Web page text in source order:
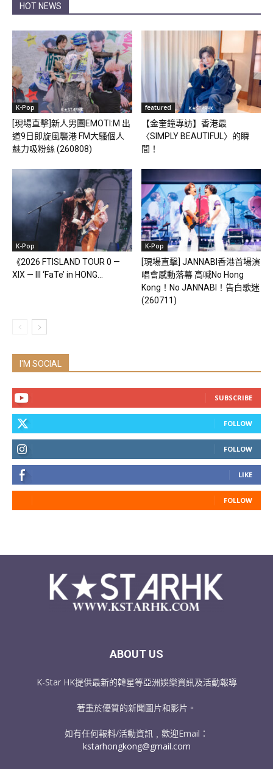
HOT NEWS
K-Pop
[現場直擊]新人男團EMOTI:M 出
道9日即旋風襲港 FM大騷個人
魅力吸粉絲 (260808)
featured
【金奎鐘專訪】香港最
〈SIMPLY BEAUTIFUL〉的瞬
間！
K-Pop
《2026 FTISLAND TOUR 0 —
XIX — III ‘FaTe’ in HONG...
K-Pop
[現場直擊] JANNABI香港首場演
唱會感動落幕 高喊No Hong
Kong！No JANNABI！告白歌迷
(260711)
I'M SOCIAL
SUBSCRIBE
FOLLOW
FOLLOW
LIKE
FOLLOW
ABOUT US
K-Star HK提供最新的韓星等亞洲娛樂資訊及活動報導
著重於優質的新聞圖片和影片。
如有任何報料/活動資訊﹐歡迎Email：
kstarhongkong@gmail.com